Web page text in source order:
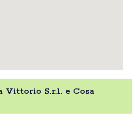
Vittorio S.r.l. e Cosa